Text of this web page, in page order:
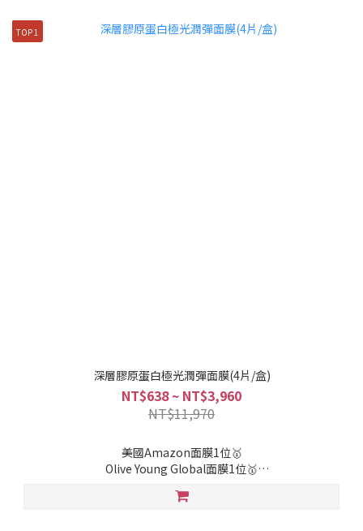
TOP 1
深層膠原蛋白極光潤彈面膜(4片/盒)
NT$638 ~ NT$3,960
NT$11,970
美國Amazon面膜1位🥇
Olive Young Global面膜1位🥇
🌙凝膠面膜 鎖住活性及肌膚水分